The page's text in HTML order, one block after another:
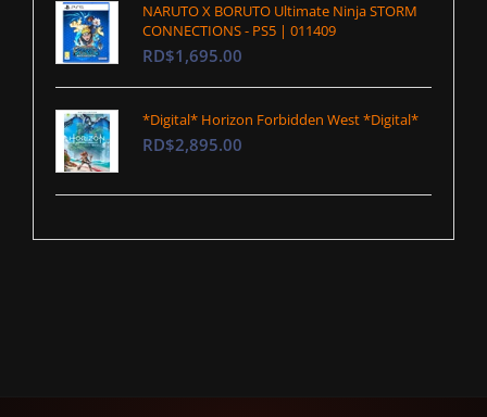
NARUTO X BORUTO Ultimate Ninja STORM
CONNECTIONS - PS5 | 011409
RD$1,695.00
*Digital* Horizon Forbidden West *Digital*
RD$2,895.00